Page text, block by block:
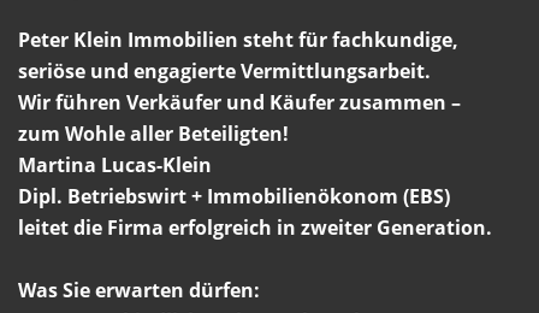
Peter Klein Immobilien steht für fachkundige,
seriöse und engagierte Vermittlungsarbeit.
Wir führen Verkäufer und Käufer zusammen –
zum Wohle aller Beteiligten!
Martina Lucas-Klein
Dipl. Betriebswirt + Immobilienökonom (EBS)
leitet die Firma erfolgreich in zweiter Generation.
Was Sie erwarten dürfen: